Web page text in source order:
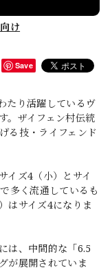
け
Save
たり活躍しているヴ
。ザイフェン村伝統
る技・ライフェンド
イズ4（小）とサイ
多く流通しているも
はサイズ4になりま
は、中間的な「6.5
が展開されていま